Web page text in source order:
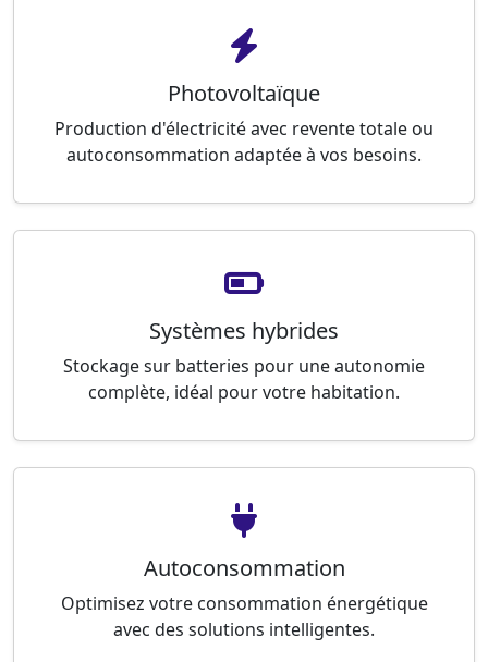
Photovoltaïque
Production d'électricité avec revente totale ou
autoconsommation adaptée à vos besoins.
Systèmes hybrides
Stockage sur batteries pour une autonomie
complète, idéal pour votre habitation.
Autoconsommation
Optimisez votre consommation énergétique
avec des solutions intelligentes.